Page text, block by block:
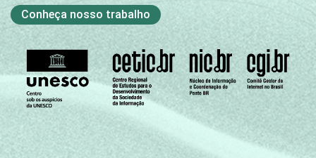
Conheça nosso trabalho